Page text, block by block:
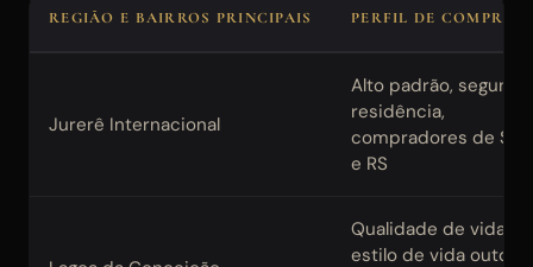
REGIÃO E BAIRROS PRINCIPAIS PERFIL DE
Jurerê Internacional
Alto padrão, segunda
residência,
compradores de SP,
e RS
Qualidade de vida,
estilo de vida